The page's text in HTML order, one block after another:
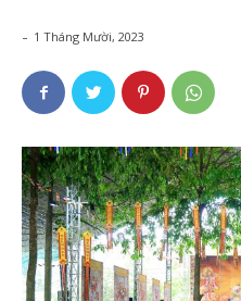
- 1 Tháng Mười, 2023